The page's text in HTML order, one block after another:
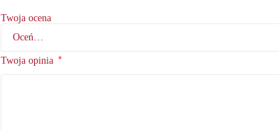
Twoja ocena
Twoja opinia *